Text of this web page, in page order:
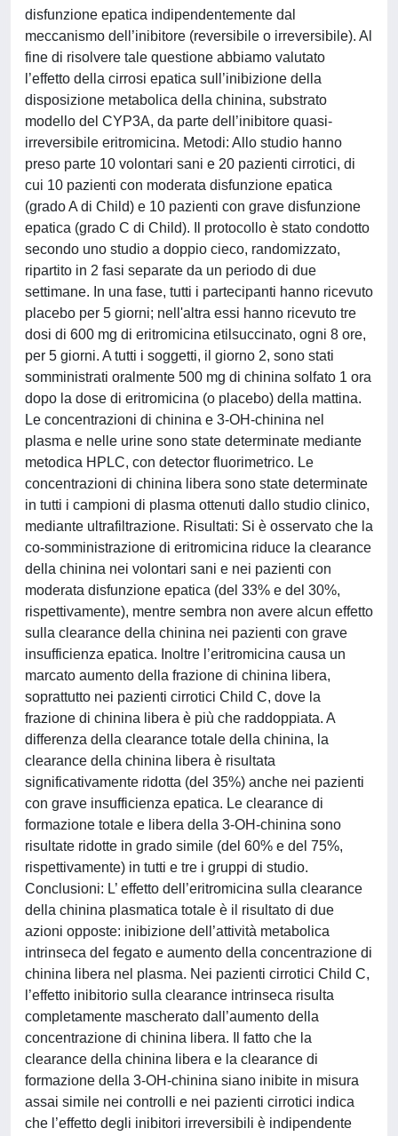
disfunzione epatica indipendentemente dal
meccanismo dell’inibitore (reversibile o irreversibile). Al
fine di risolvere tale questione abbiamo valutato
l’effetto della cirrosi epatica sull’inibizione della
disposizione metabolica della chinina, substrato
modello del CYP3A, da parte dell’inibitore quasi-
irreversibile eritromicina. Metodi: Allo studio hanno
preso parte 10 volontari sani e 20 pazienti cirrotici, di
cui 10 pazienti con moderata disfunzione epatica
(grado A di Child) e 10 pazienti con grave disfunzione
epatica (grado C di Child). Il protocollo è stato condotto
secondo uno studio a doppio cieco, randomizzato,
ripartito in 2 fasi separate da un periodo di due
settimane. In una fase, tutti i partecipanti hanno ricevuto
placebo per 5 giorni; nell'altra essi hanno ricevuto tre
dosi di 600 mg di eritromicina etilsuccinato, ogni 8 ore,
per 5 giorni. A tutti i soggetti, il giorno 2, sono stati
somministrati oralmente 500 mg di chinina solfato 1 ora
dopo la dose di eritromicina (o placebo) della mattina.
Le concentrazioni di chinina e 3-OH-chinina nel
plasma e nelle urine sono state determinate mediante
metodica HPLC, con detector fluorimetrico. Le
concentrazioni di chinina libera sono state determinate
in tutti i campioni di plasma ottenuti dallo studio clinico,
mediante ultrafiltrazione. Risultati: Si è osservato che la
co-somministrazione di eritromicina riduce la clearance
della chinina nei volontari sani e nei pazienti con
moderata disfunzione epatica (del 33% e del 30%,
rispettivamente), mentre sembra non avere alcun effetto
sulla clearance della chinina nei pazienti con grave
insufficienza epatica. Inoltre l’eritromicina causa un
marcato aumento della frazione di chinina libera,
soprattutto nei pazienti cirrotici Child C, dove la
frazione di chinina libera è più che raddoppiata. A
differenza della clearance totale della chinina, la
clearance della chinina libera è risultata
significativamente ridotta (del 35%) anche nei pazienti
con grave insufficienza epatica. Le clearance di
formazione totale e libera della 3-OH-chinina sono
risultate ridotte in grado simile (del 60% e del 75%,
rispettivamente) in tutti e tre i gruppi di studio.
Conclusioni: L’ effetto dell’eritromicina sulla clearance
della chinina plasmatica totale è il risultato di due
azioni opposte: inibizione dell’attività metabolica
intrinseca del fegato e aumento della concentrazione di
chinina libera nel plasma. Nei pazienti cirrotici Child C,
l’effetto inibitorio sulla clearance intrinseca risulta
completamente mascherato dall’aumento della
concentrazione di chinina libera. Il fatto che la
clearance della chinina libera e la clearance di
formazione della 3-OH-chinina siano inibite in misura
assai simile nei controlli e nei pazienti cirrotici indica
che l’effetto degli inibitori irreversibili è indipendente